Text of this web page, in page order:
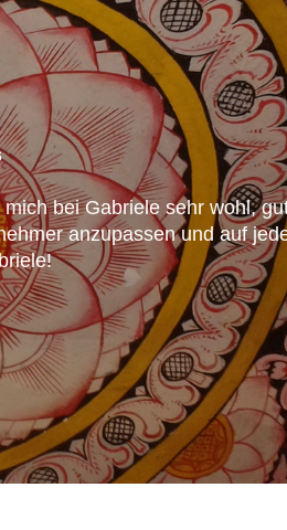
bei Gabriele sehr wohl,
anzupassen und auf